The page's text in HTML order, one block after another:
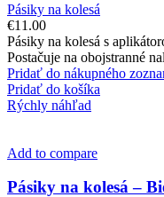
Pásiky na kolesá
€11.00
Pásiky na kolesá s
Postačuje na obojstranné
Pridať do nákupného
Pridať do košíka
Rýchly náhľad
Add to compare
Pásiky na kolesá –